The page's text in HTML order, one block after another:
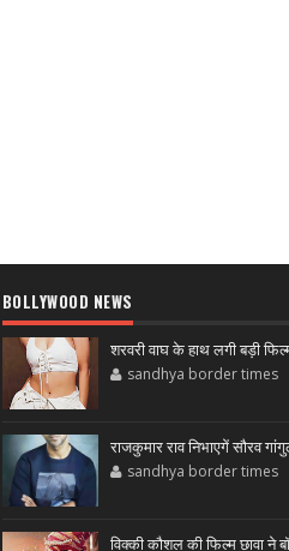
BOLLYWOOD NEWS
शरवरी वाघ के हाथ लगी बड़ी
sandhya border times
राजकुमार राव निभाएगें सौरव
sandhya border times
विक्की कौशल की फिल्म छावा ने